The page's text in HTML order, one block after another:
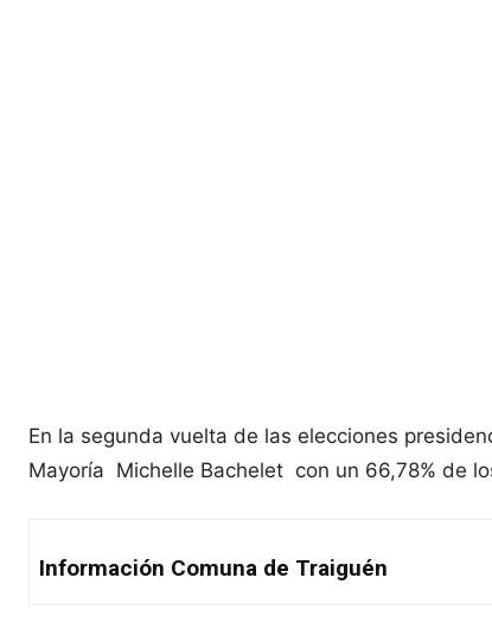
En la segunda vuelta de las elecciones
Mayoría Michelle Bachelet con un 66,78% de
Información Comuna de Traiguén